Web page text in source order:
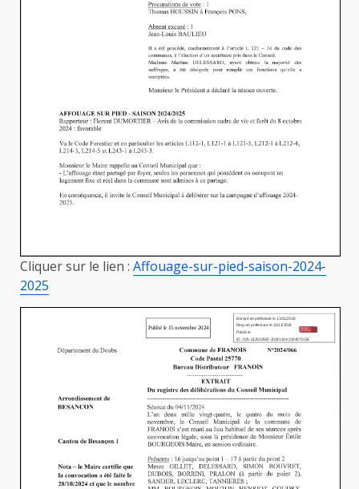
Cliquer sur le lien : Affouage-sur-pied-saison-2024-
2025